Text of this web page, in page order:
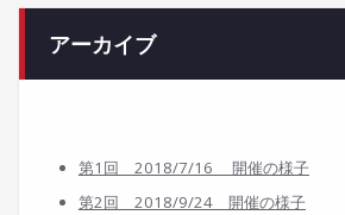
アーカイブ
第1回 2018/7/16 開催の様子
第2回 2018/9/24 開催の様子